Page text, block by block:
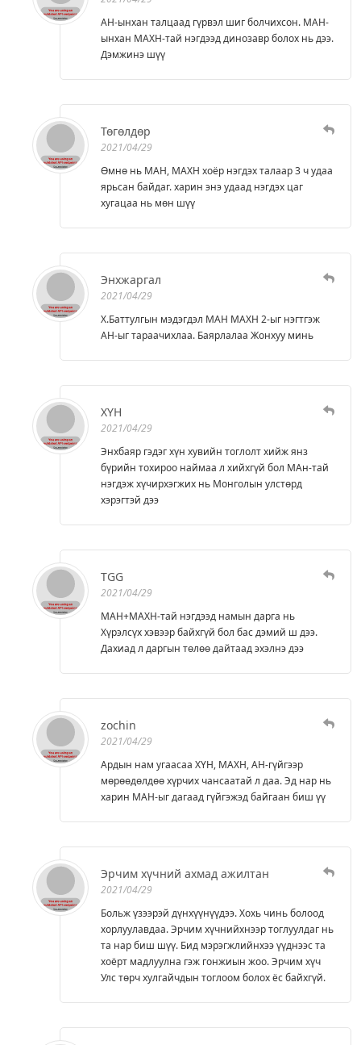
АН-ынхан талцаад гүрвэл шиг болчихсон. МАН-
ынхан МАХН-тай нэгдээд динозавр болох нь дээ.
Дэмжинэ шүү
Төгөлдөр
2021/04/29
Өмнө нь МАН, МАХН хоёр нэгдэх талаар 3 ч удаа
ярьсан байдаг. харин энэ удаад нэгдэх цаг
хугацаа нь мөн шүү
Энхжаргал
2021/04/29
Х.Баттулгын мэдэгдэл МАН МАХН 2-ыг нэгтгэж
АН-ыг тараачихлаа. Баярлалаа Жонхуу минь
ХҮН
2021/04/29
Энхбаяр гэдэг хүн хувийн тоглолт хийж янз
бүрийн тохироо наймаа л хийхгүй бол МАн-тай
нэгдэж хүчирхэгжих нь Монголын улстөрд
хэрэгтэй дээ
TGG
2021/04/29
МАН+МАХН-тай нэгдээд намын дарга нь
Хүрэлсүх хэвээр байхгүй бол бас дэмий ш дээ.
Дахиад л даргын төлөө дайтаад эхэлнэ дээ
zochin
2021/04/29
Ардын нам угаасаа ХҮН, МАХН, АН-гүйгээр
мөрөөдөлдөө хүрчих чансаатай л даа. Эд нар нь
харин МАН-ыг дагаад гүйгэжэд байгаан биш үү
Эрчим хүчний ахмад ажилтан
2021/04/29
Больж үзээрэй дүнхүүнүүдээ. Хохь чинь болоод
хорлуулавдаа. Эрчим хүчнийхнээр тоглуулдаг нь
та нар биш шүү. Бид мэрэгжлийнхээ үүднээс та
хоёрт мадлуулна гэж гонжиын жоо. Эрчим хүч
Улс төрч хулгайчдын тоглоом болох ёс байхгүй.